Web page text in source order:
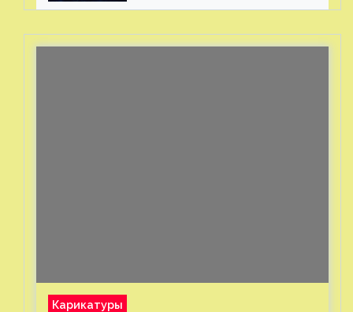
с помощью пластиковых
Карикатуры